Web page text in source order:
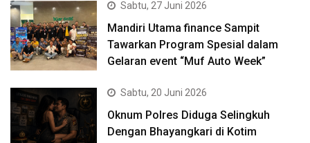
Sabtu, 27 Juni 2026
Mandiri Utama finance Sampit
Tawarkan Program Spesial dalam
Gelaran event “Muf Auto Week”
Sabtu, 20 Juni 2026
Oknum Polres Diduga Selingkuh
Dengan Bhayangkari di Kotim